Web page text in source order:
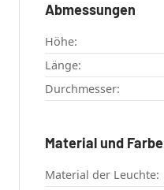
Abmessungen
Höhe:
Länge:
Durchmesser:
Material und Farbe
Material der Leuchte: